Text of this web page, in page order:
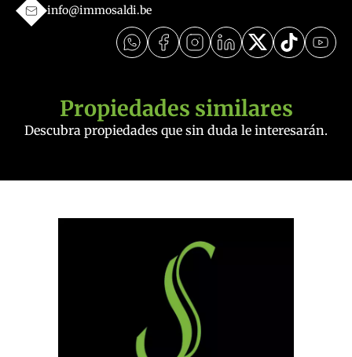
info@immosaldi.be
Propiedades similares
Descubra propiedades que sin duda le interesarán.